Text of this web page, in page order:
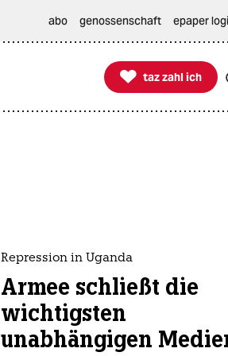
abo genossenschaft epaper

taz zahl ich
taz zahl ich
Repression in Uganda
Armee schließt die
wichtigsten
unabhängigen